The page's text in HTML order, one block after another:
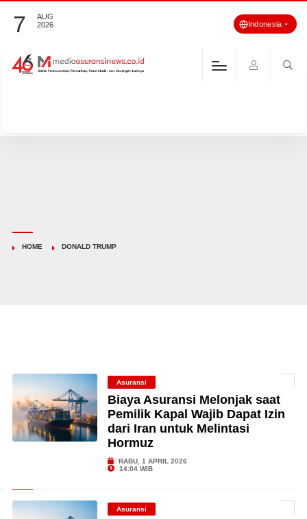
7
AUG
2026
Indonesia
HOME DONALD TRUMP
Asuransi
Biaya Asuransi Melonjak saat
Pemilik Kapal Wajib Dapat Izin
dari Iran untuk Melintasi
Hormuz
RABU, 1 APRIL 2026
14:04 WIB
Asuransi